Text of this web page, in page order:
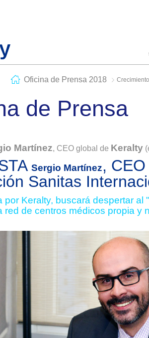
Oficina de Prensa 2018
de Prensa
Martínez, CEO global de Keralty
Sergio Martínez,
Sanitas
por Keralty, buscará despertar al
red de centros médicos propia y